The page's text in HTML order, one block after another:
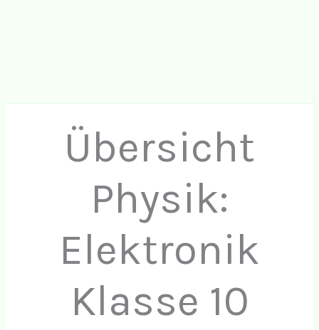
Übersicht
Physik:
Elektronik
Klasse 10